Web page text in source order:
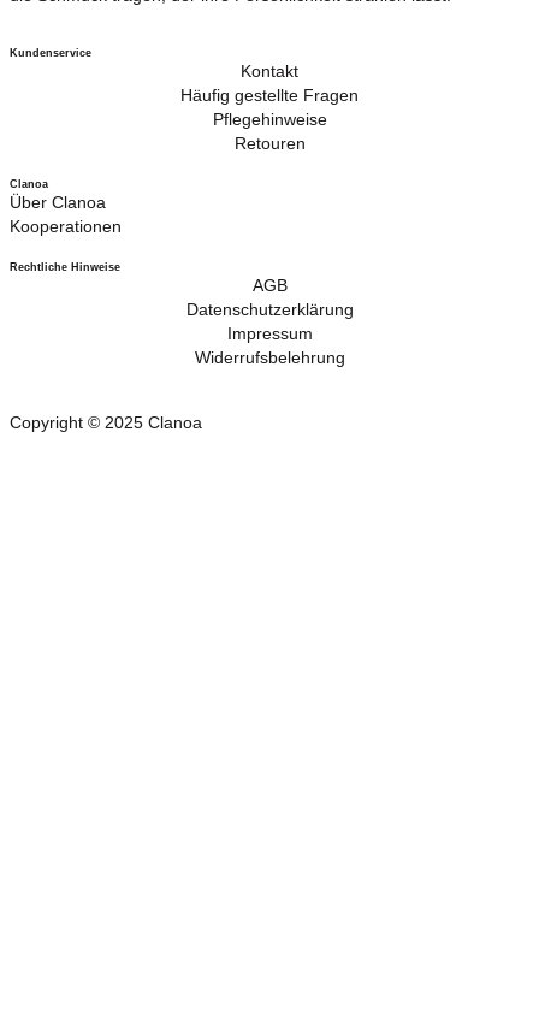
Kundenservice
Kontakt
Häufig gestellte Fragen
Pflegehinweise
Retouren
Clanoa
Über Clanoa
Kooperationen
Rechtliche Hinweise
AGB
Datenschutzerklärung
Impressum
Widerrufsbelehrung
Copyright © 2025 Clanoa